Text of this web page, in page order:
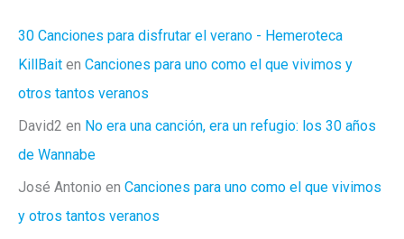
30 Canciones para disfrutar el verano - Hemeroteca
KillBait en Canciones para uno como el que vivimos y
otros tantos veranos
David2 en No era una canción, era un refugio: los 30 años
de Wannabe
José Antonio en Canciones para uno como el que vivimos
y otros tantos veranos